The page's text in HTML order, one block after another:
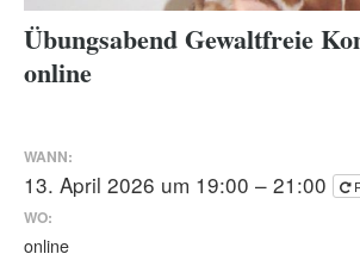
Übungsabend Gewaltfreie
online
WANN:
13. April 2026 um 19:00 – 21:00
WO:
online